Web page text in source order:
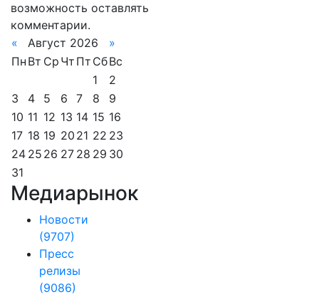
возможность оставлять
комментарии.
«
Август 2026
»
Пн Вт Ср Чт Пт СбВс
1
2
3
4 5 6 7 8
9
10 11 12 13 14 15 16
17 18 19 20 21 22 23
24 25 26 27 28 29 30
31
Медиарынок
Новости
(9707)
Пресс
релизы
(9086)